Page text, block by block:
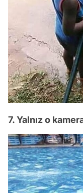
7. Yalnız o